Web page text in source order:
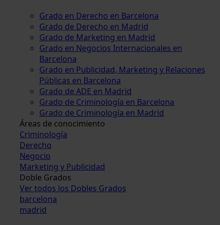
Grado en Derecho en Barcelona
Grado de Derecho en Madrid
Grado de Marketing en Madrid
Grado en Negocios Internacionales en
Barcelona
Grado en Publicidad, Marketing y Relaciones
Públicas en Barcelona
Grado de ADE en Madrid
Grado de Criminología en Barcelona
Grado de Criminología en Madrid
Áreas de conocimiento
Criminología
Derecho
Negocio
Marketing y Publicidad
Doble Grados
Ver todos los Dobles Grados
barcelona
madrid